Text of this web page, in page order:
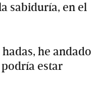
sabiduría, en el
he andado
estar